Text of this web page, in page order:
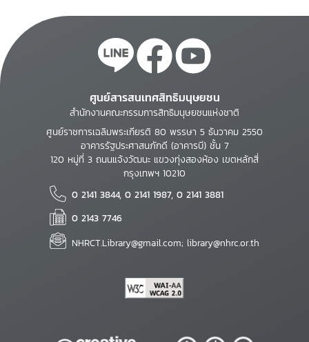
ศูนย์สารสนเทศสิทธิมนุษยชน
สำนักงานคณะกรรมการสิทธิมนุษยชนแห่งชาติ
ศูนย์ราชการเฉลิมพระเกียรติ 80 พรรษา 5 ธันวาคม 2550
อาคารรัฐประศาสนภักดี (อาคารบี) ชั้น 7
120 หมู่ที่ 3 ถนนแจ้งวัฒนะ แขวงทุ่งสองห้อง เขตหลักสี่
กรุงเทพฯ 10210
0 2141 3844, 0 2141 1987, 0 2141 3881
0 2143 7746
NHRCT.Library@gmail.com; library@nhrc.or.th